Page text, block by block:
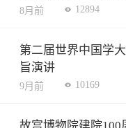
理倡议
8月前 12894
第二届世界中国学
旨演讲
9月前 10169